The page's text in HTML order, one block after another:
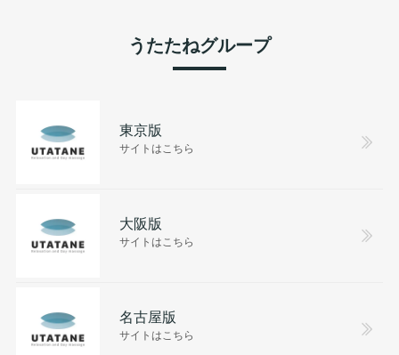
うたたねグループ
東京版
サイトはこちら
大阪版
サイトはこちら
名古屋版
サイトはこちら